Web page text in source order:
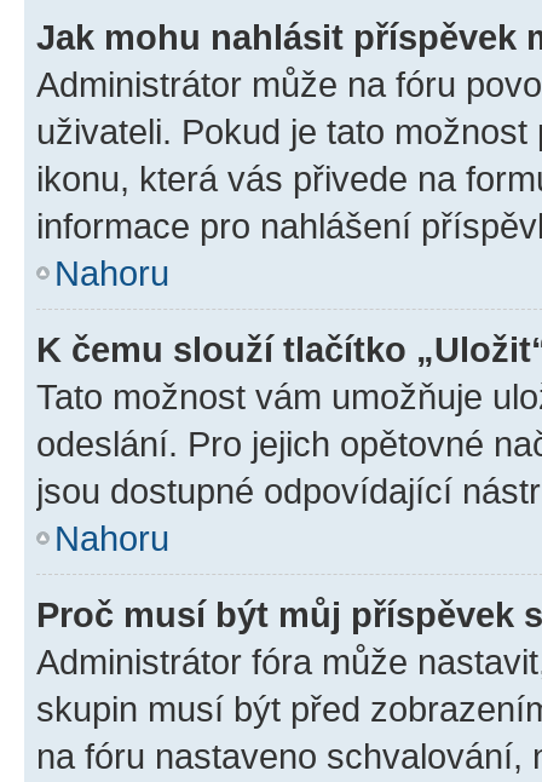
Jak mohu nahlásit příspěvek
Administrátor může na fóru
uživateli. Pokud je tato
ikonu, která vás přivede na
informace pro nahlášení
Nahoru
K čemu slouží tlačítko
Tato možnost vám umožňuje
odeslání. Pro jejich opětovné
jsou dostupné odpovídající
Nahoru
Proč musí být můj příspěvek
Administrátor fóra může
skupin musí být před
na fóru nastaveno schvalování,